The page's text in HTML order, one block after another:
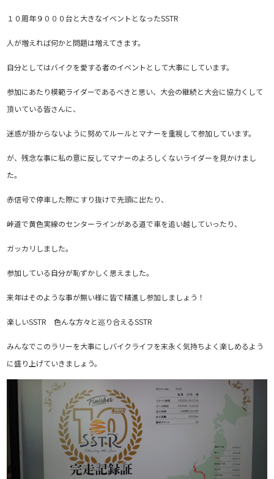
１０周年９０００台と大きなイベントとなったSSTR
人が増えれば何かと問題は増えてきます。
自分としてはバイクを愛する者のイベントとして大事にしています。
参加にあたり模範ライダーであるべきと思い、大会の継続と大会に協力くして
頂いている皆さんに、
迷惑が掛からないように努めてルールとマナーを重視して参加しています。
が、残念な事に私の意に反してマナーのよろしくないライダーを見かけまし
た。
赤信号で停車した際にすり抜けで先頭に出たり、
峠道で黄色実線のセンターラインがある道で車を追い越していったり、
ガッカリしました。
参加している自分が恥ずかしく思えました。
来年はそのような事が無い様に皆で精進し参加しましょう！
楽しいSSTR 色んな方々と巡り合えるSSTR
みんなでこのラリーを大事にしバイクライフを末永く気持ちよく楽しめるよう
に盛り上げていきましょう。